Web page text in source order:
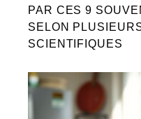
PAR CES 9
SELON
SCIENTIFIQUES